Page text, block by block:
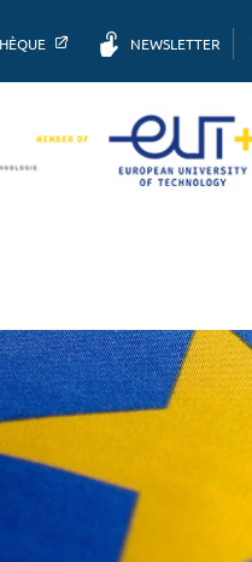
NEWSLETTER